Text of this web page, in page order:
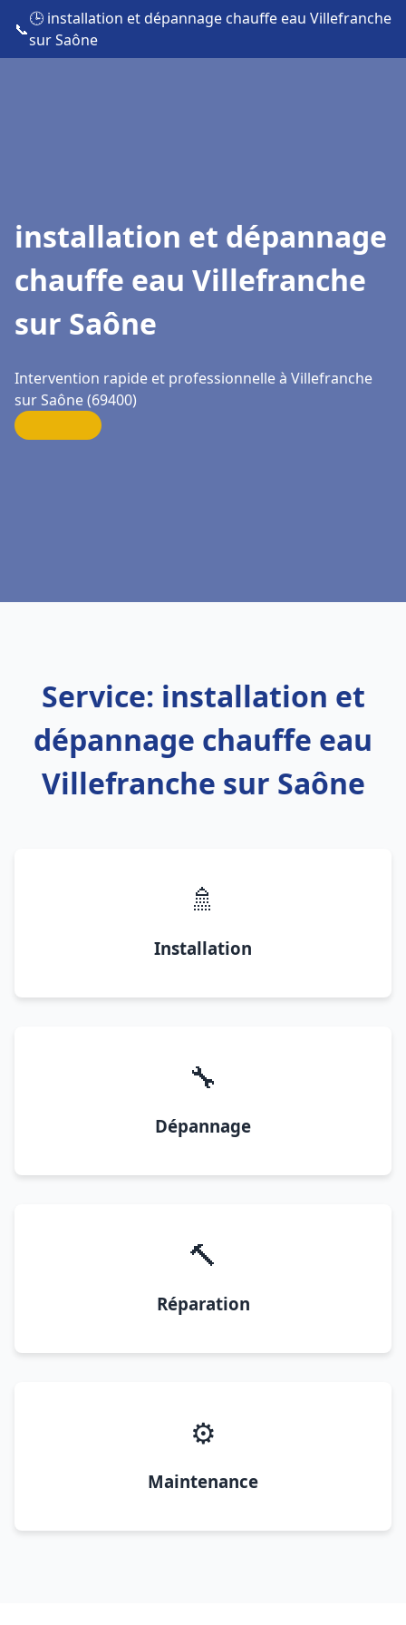
📞
🕒 installation et dépannage chauffe eau Villefranche
sur Saône
installation et dépannage
chauffe eau Villefranche
sur Saône
Intervention rapide et professionnelle à Villefranche
sur Saône (69400)
Service: installation et
dépannage chauffe eau
Villefranche sur Saône
🚿
Installation
🔧
Dépannage
🔨
Réparation
⚙️
Maintenance